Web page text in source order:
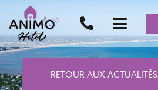
RETOUR AUX ACTUALITÉS